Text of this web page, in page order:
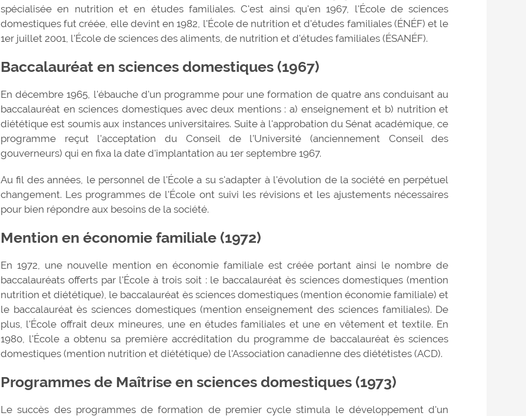
spécialisée en nutrition et en études familiales. C'est ainsi qu'en 1967, l'École de sciences
domestiques fut créée, elle devint en 1982, l'École de nutrition et d'études familiales (ÉNÉF) et le
1er juillet 2001, l'École de sciences des aliments, de nutrition et d'études familiales (ÉSANÉF).
Baccalauréat en sciences domestiques (1967)
En décembre 1965, l'ébauche d'un programme pour une formation de quatre ans conduisant au
baccalauréat en sciences domestiques avec deux mentions : a) enseignement et b) nutrition et
diététique est soumis aux instances universitaires. Suite à l'approbation du Sénat académique, ce
programme reçut l'acceptation du Conseil de l’Université (anciennement Conseil des
gouverneurs) qui en fixa la date d'implantation au 1er septembre 1967.
Au fil des années, le personnel de l'École a su s'adapter à l'évolution de la société en perpétuel
changement. Les programmes de l'École ont suivi les révisions et les ajustements nécessaires
pour bien répondre aux besoins de la société.
Mention en économie familiale (1972)
En 1972, une nouvelle mention en économie familiale est créée portant ainsi le nombre de
baccalauréats offerts par l'École à trois soit : le baccalauréat ès sciences domestiques (mention
nutrition et diététique), le baccalauréat ès sciences domestiques (mention économie familiale) et
le baccalauréat ès sciences domestiques (mention enseignement des sciences familiales). De
plus, l'École offrait deux mineures, une en études familiales et une en vêtement et textile. En
1980, l'École a obtenu sa première accréditation du programme de baccalauréat ès sciences
domestiques (mention nutrition et diététique) de l'Association canadienne des diététistes (ACD).
Programmes de Maîtrise en sciences domestiques (1973)
Le succès des programmes de formation de premier cycle stimula le développement d'un